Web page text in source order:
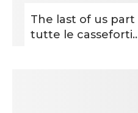
The last of us part
tutte le